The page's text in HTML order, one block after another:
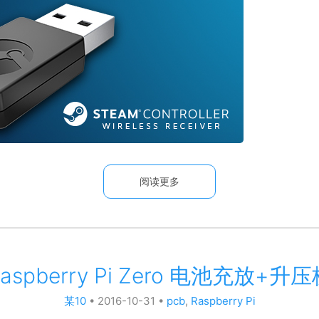
阅读更多
Pi Zero 电池充放+升压
某10• 2016-10-31 • pcb, Raspberry Pi